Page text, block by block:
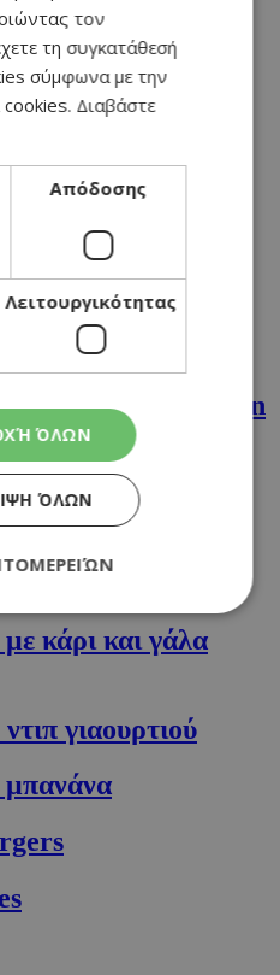
με πράσινο ρύζι
γιαούρτι
ρεβίθια και φέτα
(κανονική και vegan
γιαούρτι και
κάρι και γάλα
γιαουρτιού
μπανάνα
τον
τη συγκατάθεσή
σύμφωνα με την
cookies. Διαβάστε
Απόδοσης
Λειτουργικότητας
ΌΛΩΝ
ΌΛΩΝ
cookies επιτρέπουν
λογαριασμού.
χρησιμοποιηθεί σωστά
Προμηθευτής